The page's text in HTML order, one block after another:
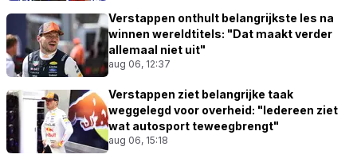
Verstappen onthult belangrijkste les na
winnen wereldtitels: "Dat maakt verder
allemaal niet uit"
aug 06, 12:37
Verstappen ziet belangrijke taak
weggelegd voor overheid: "Iedereen ziet
wat autosport teweegbrengt"
aug 06, 15:18